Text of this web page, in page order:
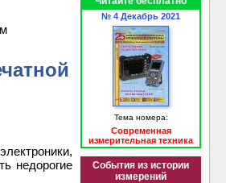
недорогие
№ 4 Декабрь 2021
Тема номера:
Современная
измерительная техника
События из истории
измерений